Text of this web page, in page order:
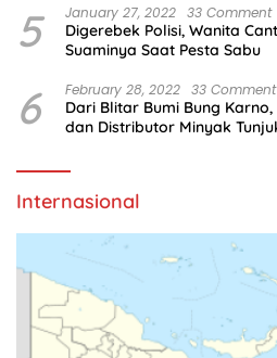
5 January 27, 2022 33 Comment
Digerebek Polisi, Wanita
Suaminya Saat Pesta Sabu
6 February 28, 2022 33 Comment
Dari Blitar Bumi Bung
dan Distributor Minyak
Internasional